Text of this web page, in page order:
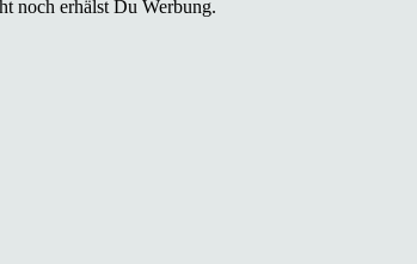
noch erhälst Du Werbung.